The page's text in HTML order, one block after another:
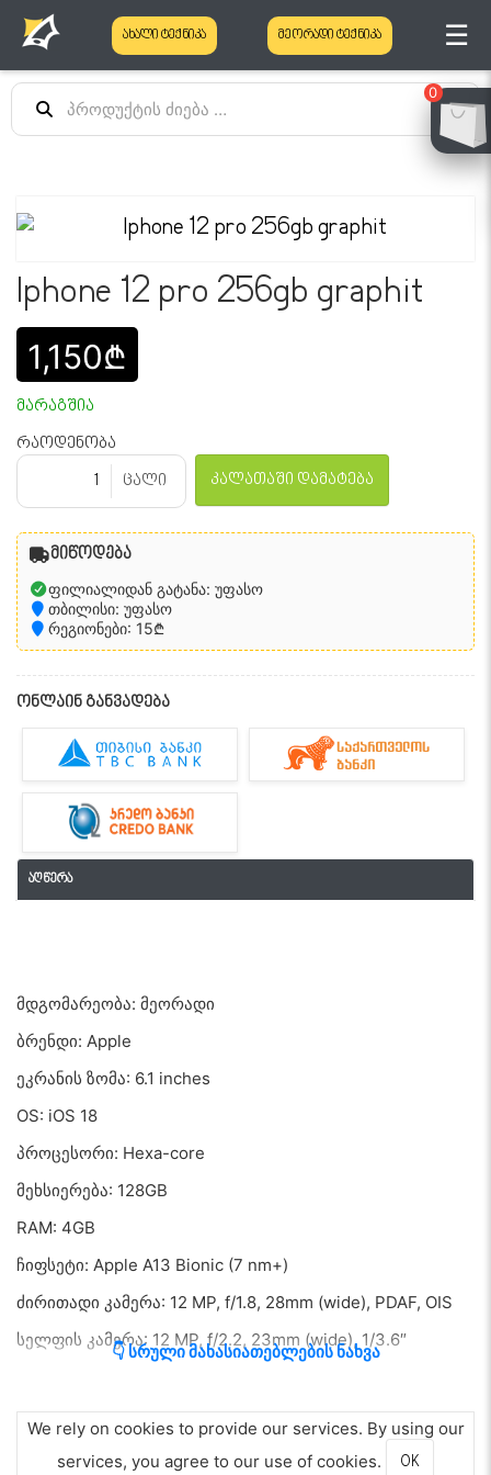
0
ახალი ტექნიკა მეორადი ტექნიკა ☰
Iphone 12 pro 256gb graphit
1,150₾
მარაგშია
რაოდენობა
ცალი
კალათაში დამატება
მიწოდება
ფილიალიდან გატანა: უფასო
თბილისი: უფასო
რეგიონები: 15₾
ონლაინ განვადება
აღწერა
მდგომარეობა: მეორადი
ბრენდი: Apple
ეკრანის ზომა: 6.1 inches
OS: iOS 18
პროცესორი: Hexa-core
მეხსიერება: 128GB
RAM: 4GB
ჩიფსეტი: Apple A13 Bionic (7 nm+)
ძირითადი კამერა: 12 MP, f/1.8, 28mm (wide), PDAF, OIS
სელფის კამერა: 12 MP, f/2.2, 23mm (wide), 1/3.6″
👇 სრული მახასიათებლების ნახვა
We rely on cookies to provide our services. By using our
services, you agree to our use of cookies.
OK